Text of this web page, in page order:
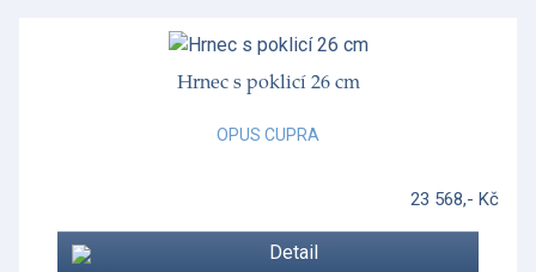
Hrnec s poklicí 26 cm
OPUS CUPRA
23 568,- Kč
Detail